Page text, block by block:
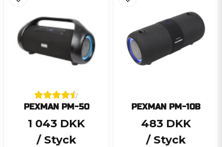
PEXMAN PM-50
1 043 DKK
/ Styck
PEXMAN PM-10B
483 DKK
/ Styck